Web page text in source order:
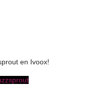
en Ivoox!